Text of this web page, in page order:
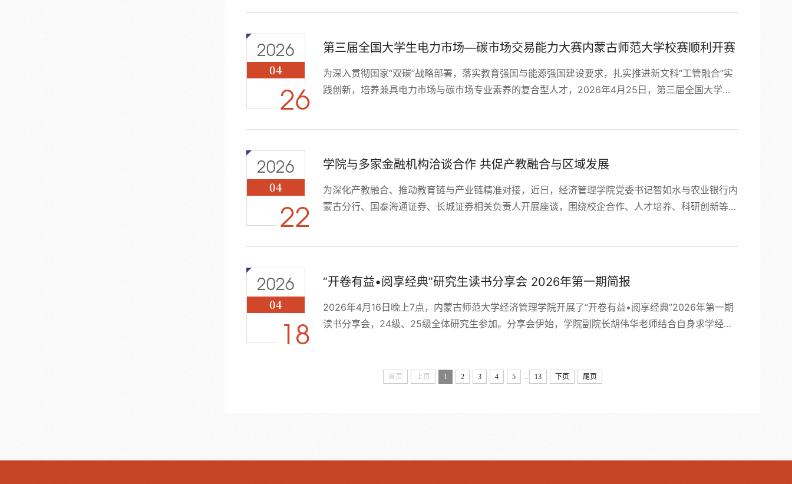
2026
04
26
第三届全国大学生电力市场—碳市场交易能力大赛内蒙古师范大学校赛顺利开赛
为深入贯彻国家“双碳”战略部署，落实教育强国与能源强国建设要求，扎实推进新文科“工管融合”实
践创新，培养兼具电力市场与碳市场专业素养的复合型人才，2026年4月25日，第三届全国大学生
2026
04
22
学院与多家金融机构洽谈合作 共促产教融合与区域发展
为深化产教融合、推动教育链与产业链精准对接，近日，经济管理学院党委书记智如水与农业银行内
蒙古分行、国泰海通证券、长城证券相关负责人开展座谈，围绕校企合作、人才培养、科研创新等核
2026
04
18
“开卷有益•阅享经典”研究生读书分享会 2026年第一期简报
2026年4月16日晚上7点，内蒙古师范大学经济管理学院开展了“开卷有益•阅享经典”2026年第一期
读书分享会，24级、25级全体研究生参加。分享会伊始，学院副院长胡伟华老师结合自身求学经
明晰方向、锤炼心性。本次分享会由25级政治经济学研究生李冬梅主持，...
首页 上页 1 2 3 4 5 ... 13 下页 尾页